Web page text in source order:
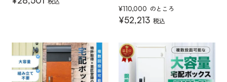
¥110,000 のところ
¥52,213 税込